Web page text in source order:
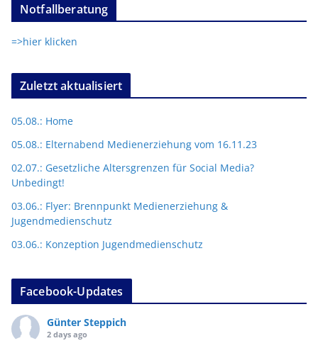
Notfallberatung
=>hier klicken
Zuletzt aktualisiert
05.08.: Home
05.08.: Elternabend Medienerziehung vom 16.11.23
02.07.: Gesetzliche Altersgrenzen für Social Media?
Unbedingt!
03.06.: Flyer: Brennpunkt Medienerziehung &
Jugendmedienschutz
03.06.: Konzeption Jugendmedienschutz
Facebook-Updates
Günter Steppich
2 days ago